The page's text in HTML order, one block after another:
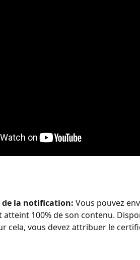
la notification: Vous pouvez
atteint 100% de son contenu.
cela, vous devez attribuer le